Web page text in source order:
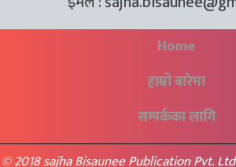
Home
हाम्रो बारेमा
सम्पर्कका लागि
© 2018 sajha Bisaunee Publication Pvt.